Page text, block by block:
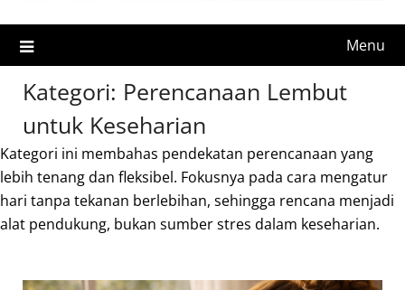
Menu
Kategori: Perencanaan Lembut
untuk Keseharian
Kategori ini membahas pendekatan perencanaan yang
lebih tenang dan fleksibel. Fokusnya pada cara mengatur
hari tanpa tekanan berlebihan, sehingga rencana menjadi
alat pendukung, bukan sumber stres dalam keseharian.